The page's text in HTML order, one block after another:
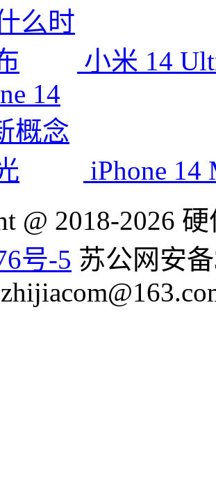
小米 14
iPhone
@ 2018-2026
号-5 苏公网安